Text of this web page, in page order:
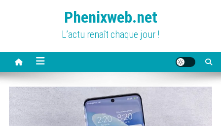
Phenixweb.net
L’actu renaît chaque jour !